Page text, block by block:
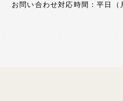
お問い合わせ対応時間：平日（